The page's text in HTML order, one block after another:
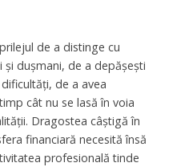
de a distinge cu
duşmani, de a depăşeşti
de a avea
cât nu se lasă în voia
Dragostea câştigă în
financiară necesită însă
profesională tinde